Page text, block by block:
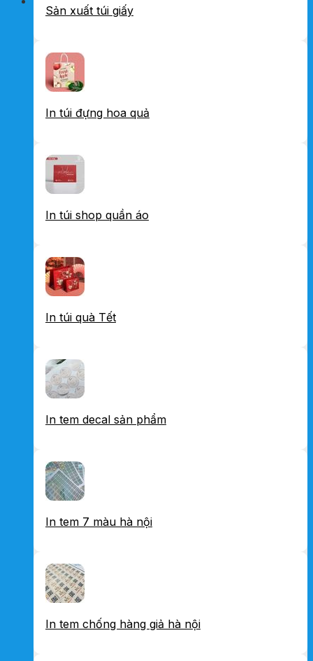
Sản xuất túi giấy
In túi đựng hoa quả
In túi shop quần áo
In túi quà Tết
In tem decal sản phẩm
In tem 7 màu hà nội
In tem chống hàng giả hà nội